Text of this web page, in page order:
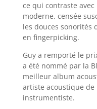
ce qui contraste
moderne, censée
les douces sonorités
en fingerpicking.
Guy a remporté le
a été nommé par la
meilleur album
artiste acoustique de
instrumentiste.